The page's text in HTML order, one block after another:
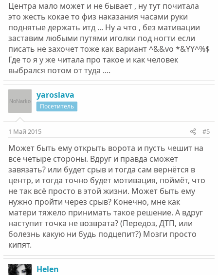
Центра мало может и не бывает , ну тут почитала
это жесть кокае то физ наказания часами руки
поднятые держать итд ... Ну а что , без мативации
заставим любыми путями иголки под ногти если
писать не захочет тоже как вариант ^&&vo *&YY^%$
Где то я у же читала про такое и как человек
выбрался потом от туда ....
yaroslava
Посетитель
1 Май 2015 #5
Может быть ему открыть ворота и пусть чешит на
все четыре стороны. Вдруг и правда сможет
завязать? или будет срыв и тогда сам вернётся в
центр, и тогда точно будет мотивация, поймёт, что
не так всё просто в этой жизни. Может быть ему
нужно пройти через срыв? Конечно, мне как
матери тяжело принимать такое решение. А вдруг
наступит точка не возврата? (Передоз, ДТП, или
болезнь какую ни будь подцепит?) Мозги просто
кипят.
Helen